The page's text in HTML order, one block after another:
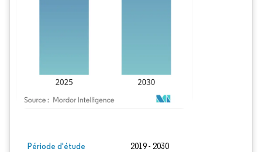
Période d'étude 2019 - 2030